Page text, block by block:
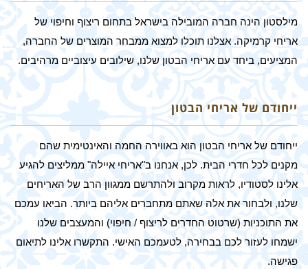
מילסטון הינה חברה המובילה בישראל בתחום ריצוף וחיפוי של
אריחי קרמיקה. אצלנו תוכלו למצוא ממבחר המוצרים של החברה,
המציעים, ביחד עם אריחי הבטון שלנו, שילובים עיצוביים מרהיבים.
ייחודם של אריחי הבטון
ייחודם של אריחי הבטון הוא באווירה החמה והאינטימית שהם
מקנים לכל חדרי הבית. לכן, אנחנו ב"אריחי איילה" ממליצים להגיע
אלינו לסטודיו, לראות מקרוב ולהתרשם ממגוון הרב של האריחים
שלנו, ולבחור את אלה שאתם מתחברים אליהם ביותר. הביאו עמכם
את התוכניות (שרטוט החדרים לריצוף / חיפוי) והמעצבים שלנו
ישמחו לעזור לכם בבחירה, לטעמכם האישי. התקשרו אלינו לתיאום
פגישה.